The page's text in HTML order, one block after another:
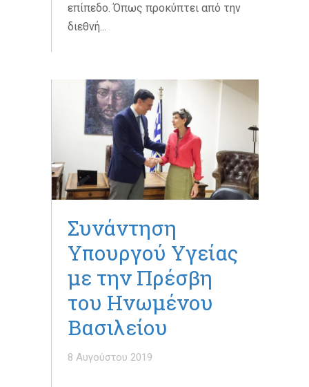
επίπεδο. Όπως προκύπτει από την
διεθνή...
Συνάντηση
Υπουργού Υγείας
με την Πρέσβη
του Ηνωμένου
Βασιλείου
8 Αυγούστου 2019